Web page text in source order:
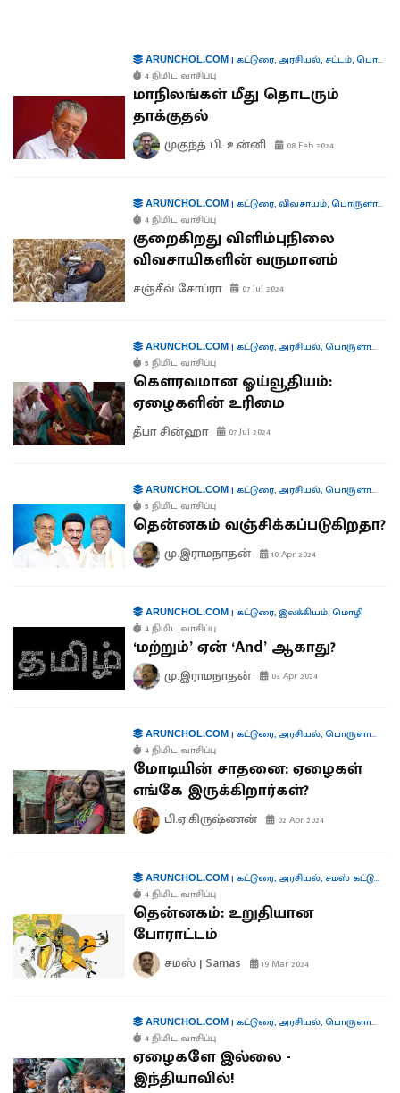
ARUNCHOL.COM| கட்டுரை,அரசியல், சட்டம்,பொருளாதாரம்
4 நிமிட வாசிப்பு
மாநிலங்கள் மீது தொடரும்
தாக்குதல்
முகுந்த் பி. உன்னி 08 Feb 2024
ARUNCHOL.COM| கட்டுரை,விவசாயம்,பொருளாதாரம்
4 நிமிட வாசிப்பு
குறைகிறது விளிம்புநிலை
விவசாயிகளின் வருமானம்
சஞ்சீவ் சோப்ரா 07 Jul 2024
ARUNCHOL.COM| கட்டுரை,அரசியல்,பொருளாதாரம்
5 நிமிட வாசிப்பு
கௌரவமான ஓய்வூதியம்:
ஏழைகளின் உரிமை
தீபா சின்ஹா 07 Jul 2024
ARUNCHOL.COM| கட்டுரை,அரசியல்,பொருளாதாரம்
5 நிமிட வாசிப்பு
தென்னகம் வஞ்சிக்கப்படுகிறதா?
மு.இராமநாதன் 10 Apr 2024
ARUNCHOL.COM| கட்டுரை, இலக்கியம்,மொழி
4 நிமிட வாசிப்பு
‘மற்றும்’ ஏன் ‘And’ ஆகாது?
மு.இராமநாதன் 03 Apr 2024
ARUNCHOL.COM| கட்டுரை,அரசியல்,பொருளாதாரம்
4 நிமிட வாசிப்பு
மோடியின் சாதனை: ஏழைகள்
எங்கே இருக்கிறார்கள்?
பி.ஏ.கிருஷ்ணன் 02 Apr 2024
ARUNCHOL.COM| கட்டுரை,அரசியல், சமஸ் கட்டுரை
4 நிமிட வாசிப்பு
தென்னகம்: உறுதியான
போராட்டம்
சமஸ் | Samas 19 Mar 2024
ARUNCHOL.COM| கட்டுரை,அரசியல்,பொருளாதாரம்
4 நிமிட வாசிப்பு
ஏழைகளே இல்லை -
இந்தியாவில்!